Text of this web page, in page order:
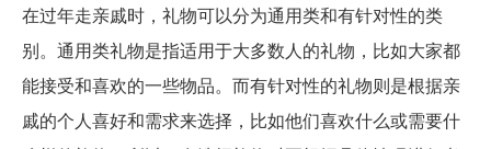
在过年走亲戚时，礼物可以分为通用类和有针对性的类
别。通用类礼物是指适用于大多数人的礼物，比如大家都
能接受和喜欢的一些物品。而有针对性的礼物则是根据亲
戚的个人喜好和需求来选择，比如他们喜欢什么或需要什